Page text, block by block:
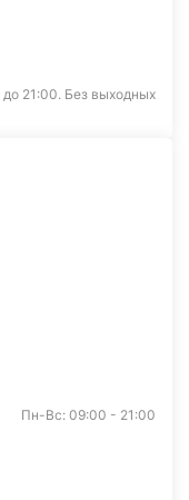
21:00. Без выходных
Пн-Вс: 09:00 - 21:00